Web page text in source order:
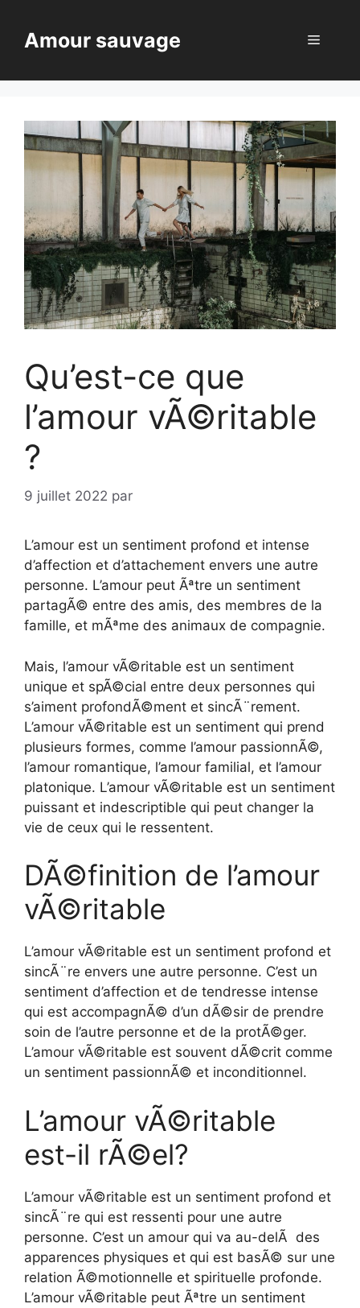
contenuAmour sauvage Menu
Qu’est-ce que
l’amour vÃ©ritable
?
9 juillet 2022 par
L’amour est un sentiment profond et intense
d’affection et d’attachement envers une autre
personne. L’amour peut Ãªtre un sentiment
partagÃ© entre des amis, des membres de la
famille, et mÃªme des animaux de compagnie.
Mais, l’amour vÃ©ritable est un sentiment
unique et spÃ©cial entre deux personnes qui
s’aiment profondÃ©ment et sincÃ¨rement.
L’amour vÃ©ritable est un sentiment qui prend
plusieurs formes, comme l’amour passionnÃ©,
l’amour romantique, l’amour familial, et l’amour
platonique. L’amour vÃ©ritable est un sentiment
puissant et indescriptible qui peut changer la
vie de ceux qui le ressentent.
DÃ©finition de l’amour
vÃ©ritable
L’amour vÃ©ritable est un sentiment profond et
sincÃ¨re envers une autre personne. C’est un
sentiment d’affection et de tendresse intense
qui est accompagnÃ© d’un dÃ©sir de prendre
soin de l’autre personne et de la protÃ©ger.
L’amour vÃ©ritable est souvent dÃ©crit comme
un sentiment passionnÃ© et inconditionnel.
L’amour vÃ©ritable
est-il rÃ©el?
L’amour vÃ©ritable est un sentiment profond et
sincÃ¨re qui est ressenti pour une autre
personne. C’est un amour qui va au-delÃ des
apparences physiques et qui est basÃ© sur une
relation Ã©motionnelle et spirituelle profonde.
L’amour vÃ©ritable peut Ãªtre un sentiment